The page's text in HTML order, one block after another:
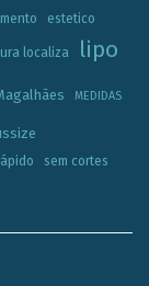
estetico
localiza lipo
MEDIDAS
sem cortes